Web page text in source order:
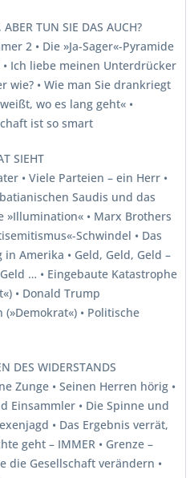
TUN SIE DAS AUCH?
2 • Die »Ja-Sager«-Pyramide
Ich liebe meinen Unterdrücker
wie? • Wie man Sie drankriegt
wo es lang geht« •
ist so smart
SIEHT
• Viele Parteien – ein Herr •
Saudis und das
»Illumination« • Marx Brothers
Schwindel • Das
in Amerika • Geld, Geld, Geld –
… • Eingebaute Katastrophe
• Donald Trump
(»Demokrat«) • Politische
DES WIDERSTANDS
Zunge • Seinen Herren hörig •
Einsammler • Die Spinne und
• Das Ergebnis verrät,
geht – IMMER • Grenze –
die Gesellschaft verändern •